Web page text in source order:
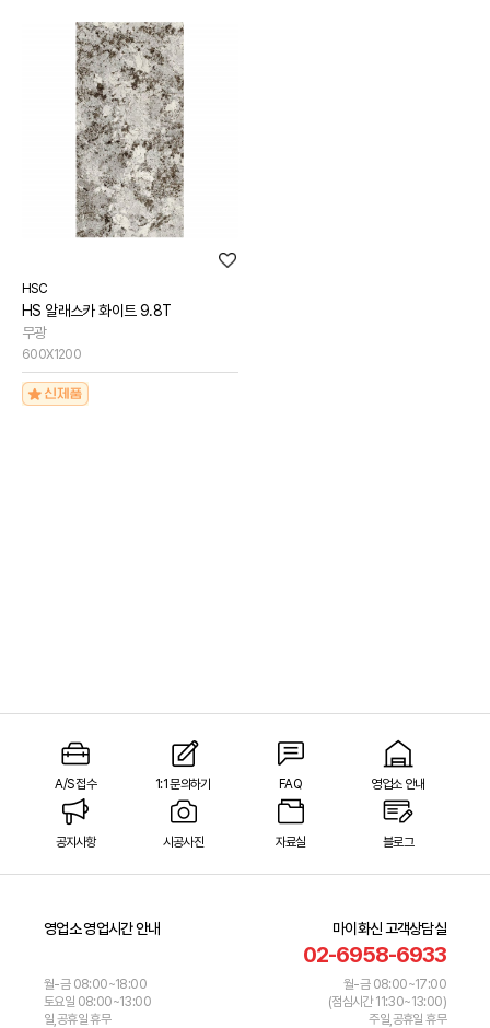
HSC
HS 알래스카 화이트 9.8T
무광
600X1200
A/S 접수 1:1 문의하기 FAQ 영업소 안내
공지사항 시공사진 자료실 블로그
영업소 영업시간 안내
월-금 08:00~18:00
토요일 08:00~13:00
일,공휴일 휴무
마이화신 고객상담실
02-6958-6933
월-금 08:00~17:00
(점심시간 11:30~13:00)
주일,공휴일 휴무